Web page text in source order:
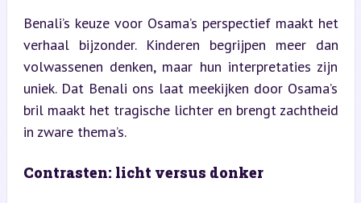
Benali’s keuze voor Osama’s perspectief maakt het
verhaal bijzonder. Kinderen begrijpen meer dan
volwassenen denken, maar hun interpretaties zijn
uniek. Dat Benali ons laat meekijken door Osama’s
bril maakt het tragische lichter en brengt zachtheid
in zware thema’s.
Contrasten: licht versus donker